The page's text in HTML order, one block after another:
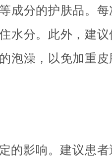
成分的护肤品。每
水分。此外，建议
泡澡，以免加重皮
的影响。建议患者